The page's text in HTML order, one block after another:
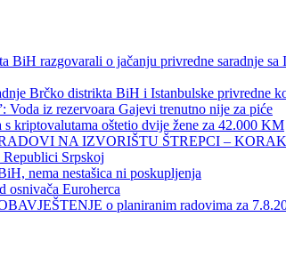
BiH razgovarali o jačanju privredne saradnje
Brčko distrikta BiH i Istanbulske privredne
iz rezervoara Gajevi trenutno nije za piće
s kriptovalutama oštetio dvije žene za 42.000 KM
NA IZVORIŠTU ŠTREPCI –
Srpskoj
nema nestašica ni poskupljenja
osnivača Euroherca
o planiranim radovima za